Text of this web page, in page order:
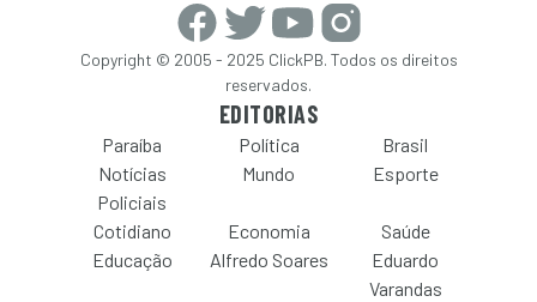
Copyright © 2005 - 2025 ClickPB. Todos os direitos
reservados.
EDITORIAS
Paraíba Política
Brasil
Notícias
Policiais
Mundo Esporte
Cotidiano Economia
Saúde
Educação
Alfredo Soares
Eduardo
Varandas